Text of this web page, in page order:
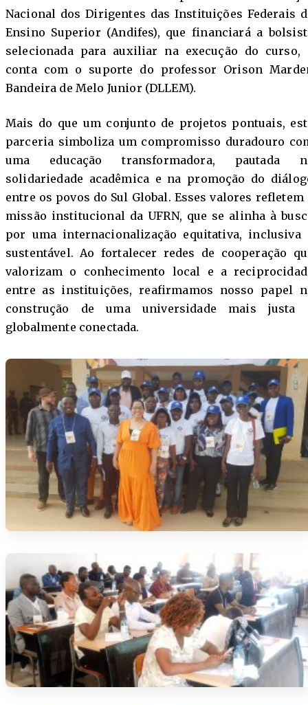
Nacional dos Dirigentes das Instituições Federais
Ensino Superior (Andifes), que financiará a
selecionada para auxiliar na execução do curso,
conta com o suporte do professor Orison
Bandeira de Melo Junior (DLLEM).
Mais do que um conjunto de projetos pontuais,
parceria simboliza um compromisso duradouro
uma educação transformadora, pautada
solidariedade acadêmica e na promoção do
entre os povos do Sul Global. Esses valores refletem
missão institucional da UFRN, que se alinha à
por uma internacionalização equitativa, inclusiva
sustentável. Ao fortalecer redes de cooperação
valorizam o conhecimento local e a
entre as instituições, reafirmamos nosso papel
construção de uma universidade mais justa
globalmente conectada.